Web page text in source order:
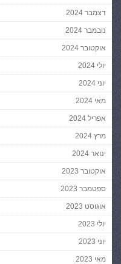
דצמבר 2024
נובמבר 2024
אוקטובר 2024
יולי 2024
יוני 2024
מאי 2024
אפריל 2024
מרץ 2024
ינואר 2024
אוקטובר 2023
ספטמבר 2023
אוגוסט 2023
יולי 2023
יוני 2023
מאי 2023